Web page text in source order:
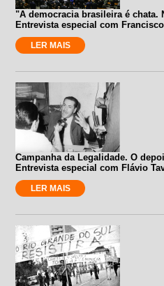
"A democracia brasileira é chata.
Entrevista especial com
LER MAIS
Campanha da Legalidade. O
Entrevista especial com Flávio
LER MAIS